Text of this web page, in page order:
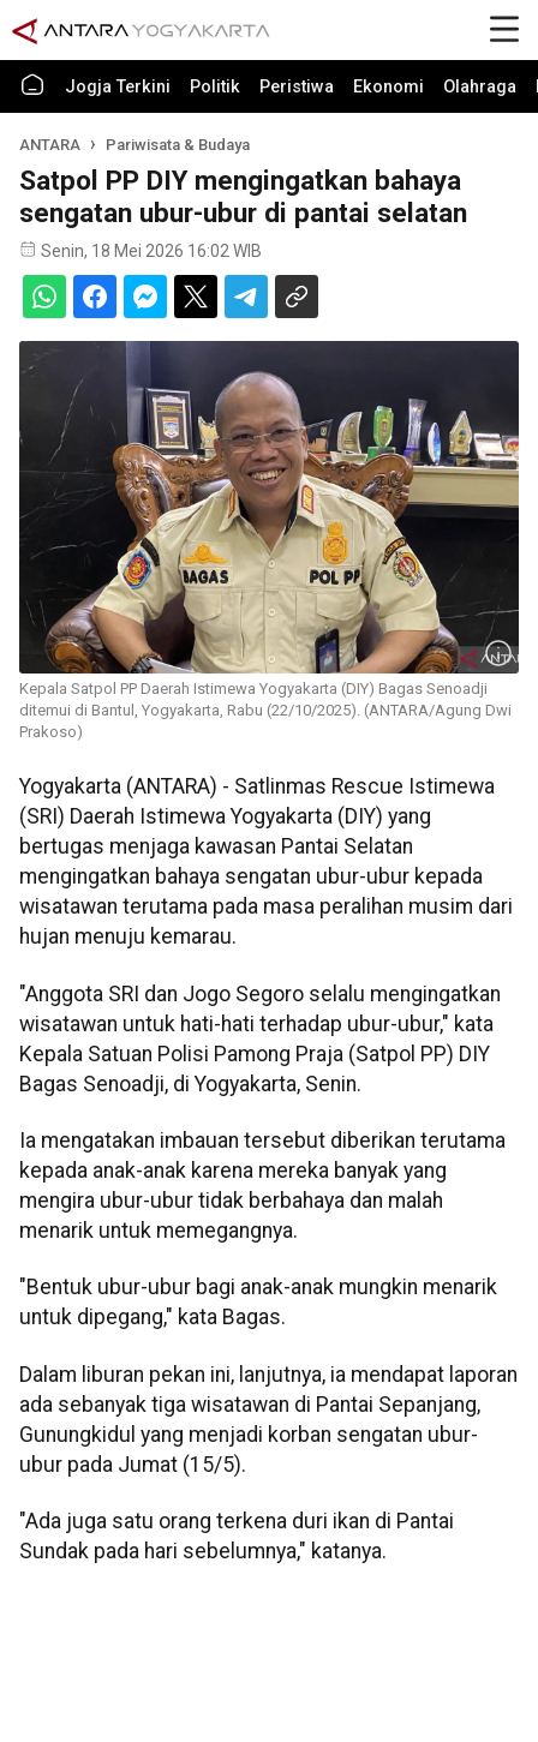
Jogja Terkini Politik Peristiwa Ekonomi Olahraga
ANTARA Pariwisata & Budaya
Satpol PP DIY mengingatkan bahaya
sengatan ubur-ubur di pantai selatan
Senin, 18 Mei 2026 16:02 WIB
Kepala Satpol PP Daerah Istimewa Yogyakarta (DIY) Bagas Senoadji
ditemui di Bantul, Yogyakarta, Rabu (22/10/2025). (ANTARA/Agung Dwi
Prakoso)
Yogyakarta (ANTARA) - Satlinmas Rescue Istimewa
(SRI) Daerah Istimewa Yogyakarta (DIY) yang
bertugas menjaga kawasan Pantai Selatan
mengingatkan bahaya sengatan ubur-ubur kepada
wisatawan terutama pada masa peralihan musim dari
hujan menuju kemarau.
"Anggota SRI dan Jogo Segoro selalu mengingatkan
wisatawan untuk hati-hati terhadap ubur-ubur," kata
Kepala Satuan Polisi Pamong Praja (Satpol PP) DIY
Bagas Senoadji, di Yogyakarta, Senin.
Ia mengatakan imbauan tersebut diberikan terutama
kepada anak-anak karena mereka banyak yang
mengira ubur-ubur tidak berbahaya dan malah
menarik untuk memegangnya.
"Bentuk ubur-ubur bagi anak-anak mungkin menarik
untuk dipegang," kata Bagas.
Dalam liburan pekan ini, lanjutnya, ia mendapat laporan
ada sebanyak tiga wisatawan di Pantai Sepanjang,
Gunungkidul yang menjadi korban sengatan ubur-
ubur pada Jumat (15/5).
"Ada juga satu orang terkena duri ikan di Pantai
Sundak pada hari sebelumnya," katanya.